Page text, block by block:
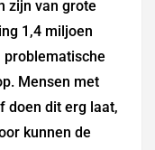
zijn van grote
1,4 miljoen
problematische
Mensen met
doen dit erg laat,
kunnen de